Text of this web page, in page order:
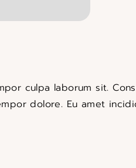
culpa laborum sit.
dolore. Eu amet